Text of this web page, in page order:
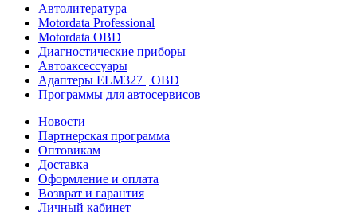
Автолитература
Motordata Professional
Motordata OBD
Диагностические приборы
Автоаксессуары
Адаптеры ELM327 | OBD
Программы для автосервисов
Новости
Партнерская программа
Оптовикам
Доставка
Оформление и оплата
Возврат и гарантия
Личный кабинет